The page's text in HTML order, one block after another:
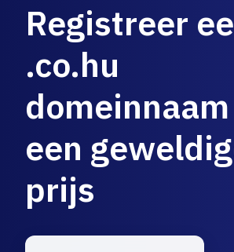
Registreer
.co.hu
een
prijs